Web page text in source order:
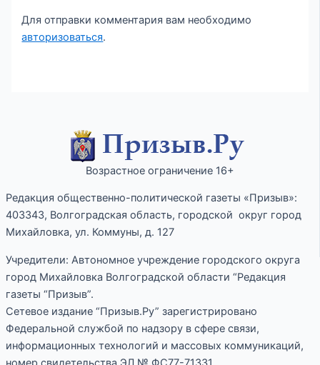
Для отправки комментария вам необходимо
авторизоваться.
Возрастное ограничение 16+
Редакция общественно-политической газеты «Призыв»:
403343, Волгоградская область, городской округ город
Михайловка, ул. Коммуны, д. 127
Учредители: Автономное учреждение городского округа
город Михайловка Волгоградской области “Редакция
газеты “Призыв”.
Сетевое издание “Призыв.Ру” зарегистрировано
Федеральной службой по надзору в сфере связи,
информационных технологий и массовых коммуникаций,